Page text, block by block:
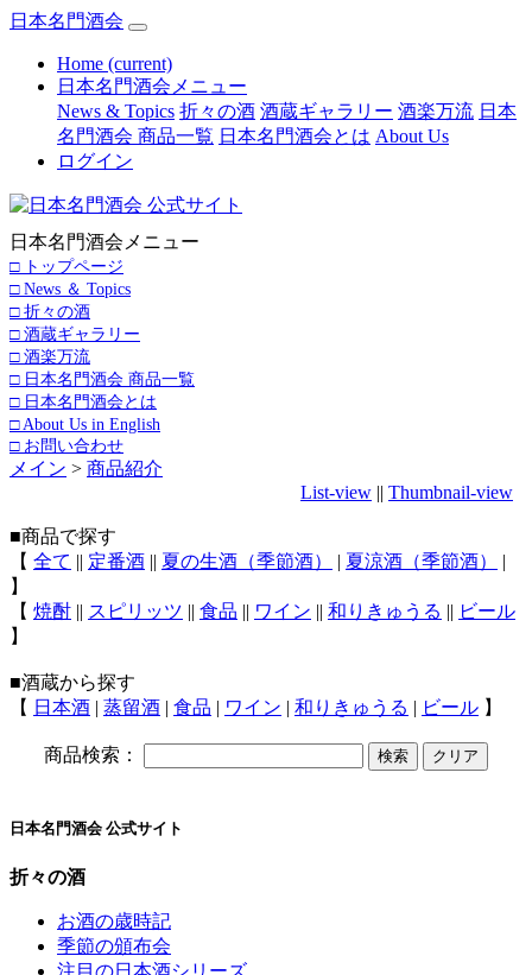
日本名門酒会
Home (current)
日本名門酒会メニュー
News & Topics 折々の酒 酒蔵ギャラリー 酒楽万流 日本
名門酒会 商品一覧 日本名門酒会とは About Us
ログイン
日本名門酒会メニュー
□ トップページ
□ News ＆ Topics
□ 折々の酒
□ 酒蔵ギャラリー
□ 酒楽万流
□ 日本名門酒会 商品一覧
□ 日本名門酒会とは
□ About Us in English
□ お問い合わせ
メイン > 商品紹介
List-view || Thumbnail-view
■商品で探す
【 全て || 定番酒 || 夏の生酒（季節酒） | 夏涼酒（季節酒）
|
】
【 焼酎 || スピリッツ || 食品 || ワイン || 和りきゅうる || ビール
】
■酒蔵から探す
【 日本酒 | 蒸留酒 | 食品 | ワイン | 和りきゅうる | ビール 】
商品検索：
日本名門酒会 公式サイト
折々の酒
お酒の歳時記
季節の頒布会